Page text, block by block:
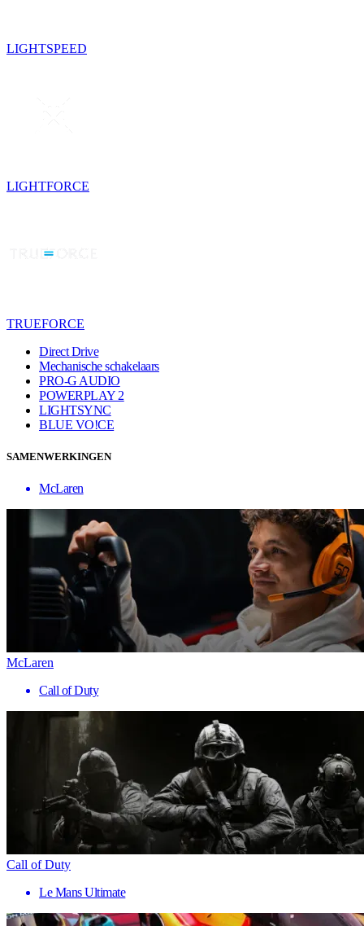
LIGHTSPEED
LIGHTFORCE
TRUEFORCE
Direct Drive
Mechanische schakelaars
PRO-G AUDIO
POWERPLAY 2
LIGHTSYNC
BLUE VO!CE
SAMENWERKINGEN
McLaren
McLaren
Call of Duty
Call of Duty
Le Mans Ultimate